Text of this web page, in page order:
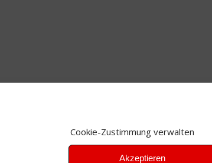
Cookie-Zustimmung verwalten
Akzeptieren